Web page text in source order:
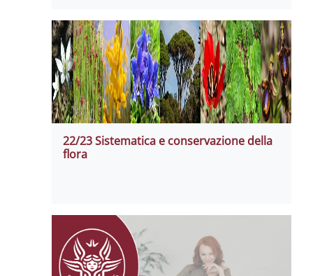
22/23 Sistematica e conservazione della
flora